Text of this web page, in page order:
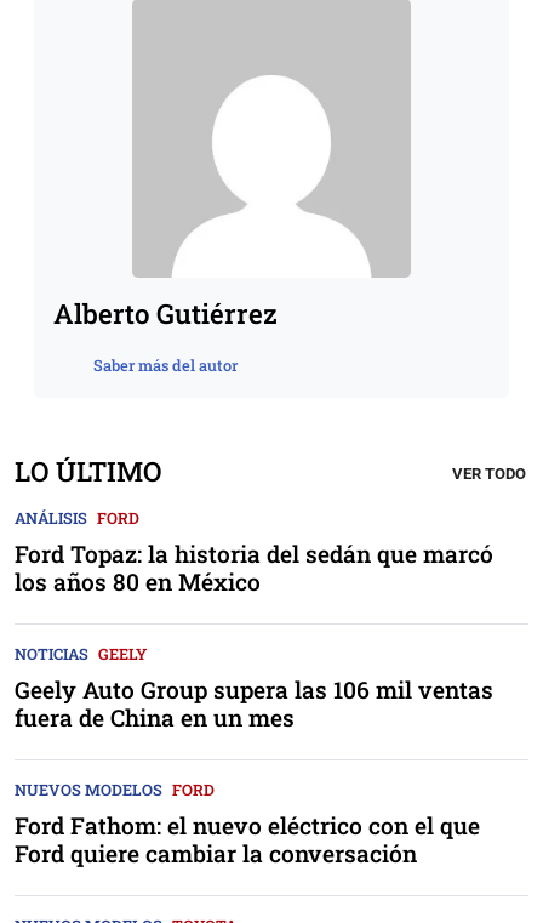
Alberto Gutiérrez
Saber más del autor
LO ÚLTIMO VER TODO
ANÁLISIS FORD
Ford Topaz: la historia del sedán que marcó
los años 80 en México
NOTICIAS GEELY
Geely Auto Group supera las 106 mil ventas
fuera de China en un mes
NUEVOS MODELOS FORD
Ford Fathom: el nuevo eléctrico con el que
Ford quiere cambiar la conversación